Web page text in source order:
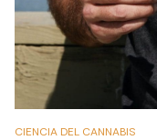
CIENCIA DEL CANNABIS